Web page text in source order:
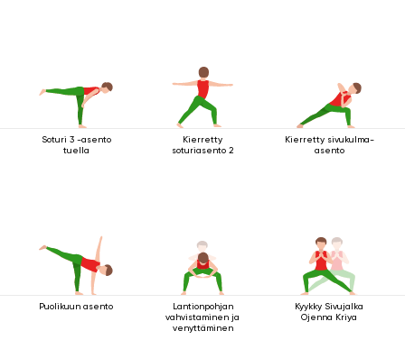
Soturi 3 -asento
tuella
Kierretty
soturiasento 2
Kierretty sivukulma-
asento
Puolikuun asento
Lantionpohjan
vahvistaminen ja
venyttäminen
Kyykky Sivujalka
Ojenna Kriya